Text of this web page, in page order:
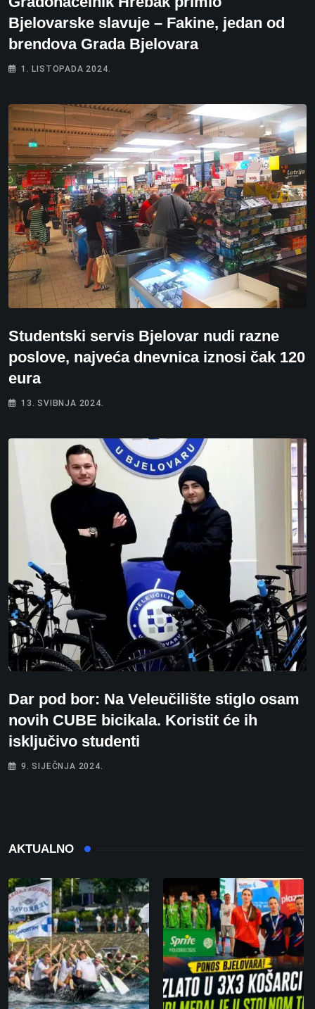
Bjelovarske slavuje – Fakine, jedan od
brendova Grada Bjelovara
1. LISTOPADA 2024.
Studentski servis Bjelovar nudi razne
poslove, najveća dnevnica iznosi čak 120
eura
13. SVIBNJA 2024.
Dar pod bor: Na Veleučilište stiglo osam
novih CUBE bicikala. Koristit će ih
isključivo studenti
9. SIJEČNJA 2024.
AKTUALNO